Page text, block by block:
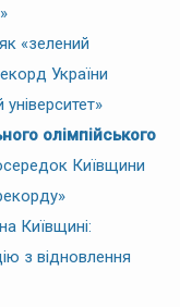
«зелений
України
олімпійського
Київщини
Київщині:
з відновлення